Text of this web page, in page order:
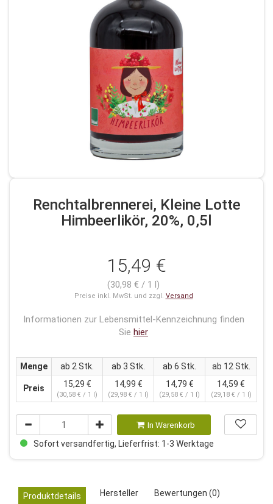
Renchtalbrennerei, Kleine Lotte
Himbeerlikör, 20%, 0,5l
15,49 €
(30,98 € / 1 l)
Preise inkl. MwSt. und zzgl. Versand
Informationen zur Lebensmittel-Kennzeichnung finden
Sie hier
Menge ab 2 Stk. ab 3 Stk. ab 6 Stk. ab 12 Stk.
Preis 15,29 €
(30,58 € / 1 l)
14,99 €
(29,98 € / 1 l)
14,79 €
(29,58 € / 1 l)
14,59 €
(29,18 € / 1 l)
In Warenkorb
Sofort versandfertig, Lieferfrist: 1-3 Werktage
Produktdetails Hersteller Bewertungen (0)